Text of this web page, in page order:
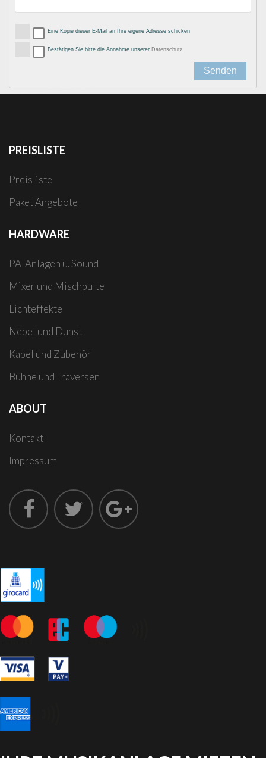
Eine Kopie dieser E-Mail an Ihre eigene Adresse schicken
Bestätigen Sie bitte die Annahme unserer Datenschutz
PREISLISTE
Preisliste
Paket Angebote
HARDWARE
PA-Anlagen u. Sound
Mixer und Mischpulte
Lichteffekte
Nebel und Dunst
Kabel und Zubehör
Bühne und Traversen
ABOUT
Kontakt
Impressum